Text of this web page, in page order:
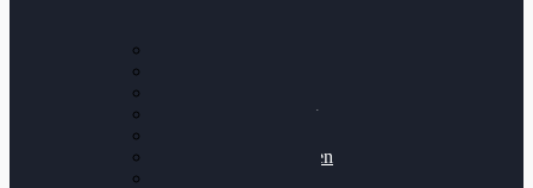
Getriebeoptimierung
Bremsscheiben planen